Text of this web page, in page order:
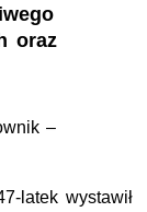
oraz
–
latek wystawił